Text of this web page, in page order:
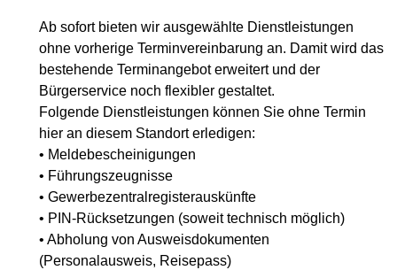
Ab sofort bieten wir ausgewählte Dienstleistungen
ohne vorherige Terminvereinbarung an. Damit wird das
bestehende Terminangebot erweitert und der
Bürgerservice noch flexibler gestaltet.
Folgende Dienstleistungen können Sie ohne Termin
hier an diesem Standort erledigen:
• Meldebescheinigungen
• Führungszeugnisse
• Gewerbezentralregisterauskünfte
• PIN-Rücksetzungen (soweit technisch möglich)
• Abholung von Ausweisdokumenten
(Personalausweis, Reisepass)